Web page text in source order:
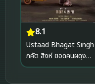
8.1
Ustaad Bhagat Singh
ภคัต สิงห์ ยอดคนผดุง
ความยุติธรรม (2026)